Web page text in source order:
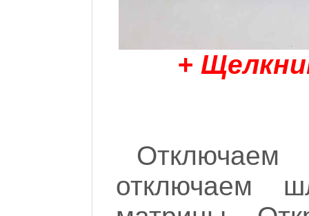
+
Отключаем
отключаем